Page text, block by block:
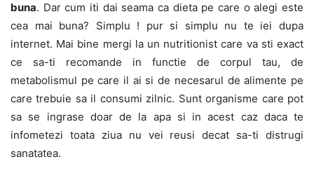
buna. Dar cum iti dai seama ca dieta pe care o alegi este
cea mai buna? Simplu ! pur si simplu nu te iei dupa
internet. Mai bine mergi la un nutritionist care va sti exact
ce sa-ti recomande in functie de corpul tau, de
metabolismul pe care il ai si de necesarul de alimente pe
care trebuie sa il consumi zilnic. Sunt organisme care pot
sa se ingrase doar de la apa si in acest caz daca te
infometezi toata ziua nu vei reusi decat sa-ti distrugi
sanatatea.